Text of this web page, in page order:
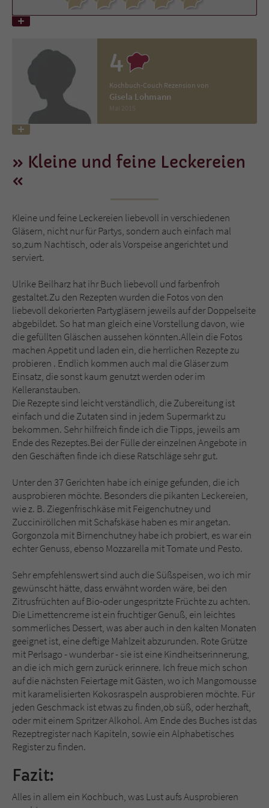
4
Kochbuch-Couch Rezension von
Gisela Lohmann
Kleine und feine Leckereien
Kleine und feine Leckereien liebevoll in verschiedenen
Gläsern, nicht nur für Partys, sondern auch einfach mal
so,zum Nachtisch, oder als Vorspeise angerichtet und
serviert.
Ulrike Beilharz hat ihr Buch liebevoll und farbenfroh
gestaltet.Zu den Rezepten wurden die Fotos von den
liebevoll dekorierten Partygläsern jeweils auf der Doppelseite
abgebildet. So hat man gleich eine Vorstellung davon, wie
die gefüllten Gläschen aussehen könnten.Allein die Fotos
machen Appetit und laden ein, die herrlichen Rezepte zu
probieren . Endlich kommen auch mal die Gläser zum
Einsatz, die sonst kaum genutzt werden oder im
Kelleranstauben.
Die Rezepte sind leicht verständlich, die Zubereitung ist
einfach und die Zutaten sind in jedem Supermarkt zu
bekommen. Sehr hilfreich finde ich die Tipps, jeweils am
Ende des Rezeptes.Bei der Fülle der einzelnen Angebote in
den Geschäften finde ich diese Ratschläge sehr gut.
Unter den 37 Gerichten habe ich einige gefunden, die ich
ausprobieren möchte. Besonders die pikanten Leckereien,
wie z. B. Ziegenfrischkäse mit Feigenchutney und
Zucciniröllchen mit Schafskäse haben es mir angetan.
Gorgonzola mit Birnenchutney habe ich probiert, es war ein
echter Genuss, ebenso Mozzarella mit Tomate und Pesto.
Sehr empfehlenswert sind auch die Süßspeisen, wo ich mir
gewünscht hätte, dass erwähnt worden wäre, bei den
Zitrusfrüchten auf Bio-oder ungespritzte Früchte zu achten.
Die Limettencreme ist ein fruchtiger Genuß, ein leichtes
sommerliches Dessert, was aber auch in den kalten Monaten
geeignet ist, eine deftige Mahlzeit abzurunden. Rote Grütze
mit Perlsago - wunderbar - sie ist eine Kindheitserinnerung,
an die ich mich gern zurück erinnere. Ich freue mich schon
auf die nächsten Feiertage mit Gästen, wo ich Mangomousse
mit karamelisierten Kokosraspeln ausprobieren möchte. Für
jeden Geschmack ist etwas zu finden,ob süß, oder herzhaft,
oder mit einem Spritzer Alkohol. Am Ende des Buches ist das
Rezeptregister nach Kapiteln, sowie ein Alphabetisches
Register zu finden.
Fazit:
Alles in allem ein Kochbuch, was Lust aufs Ausprobieren
Name
Anbieter Literatur-Couch Medien GmbH & Co. KG
Laufzeit
Zweck Cookie für Kommentare einzelner Buchtitel
Name fe_typo_user
Zweck
Dieses Cookie gewährleistet die
Kommunikation der Webseite mit dem
überprüfen.